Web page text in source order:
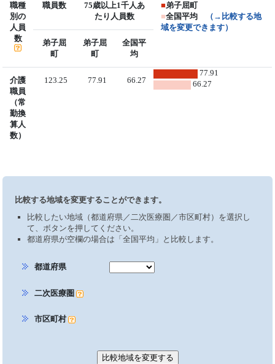
職種
別の
人員
数
職員数
75歳以上1千人あ
たり人員数
■弟子屈町
■全国平均
（→比較する地
域を変更できます）
弟子屈
町
弟子屈
町
全国平
均
介護
職員
（常
勤換
算人
数）
123.25 77.91 66.27
77.91
66.27
比較する地域を変更することができます。
比較したい地域（都道府県／二次医療圏／市区町村）を選択し
て、ボタンを押してください。
都道府県が空欄の場合は「全国平均」と比較します。
都道府県
二次医療圏
市区町村